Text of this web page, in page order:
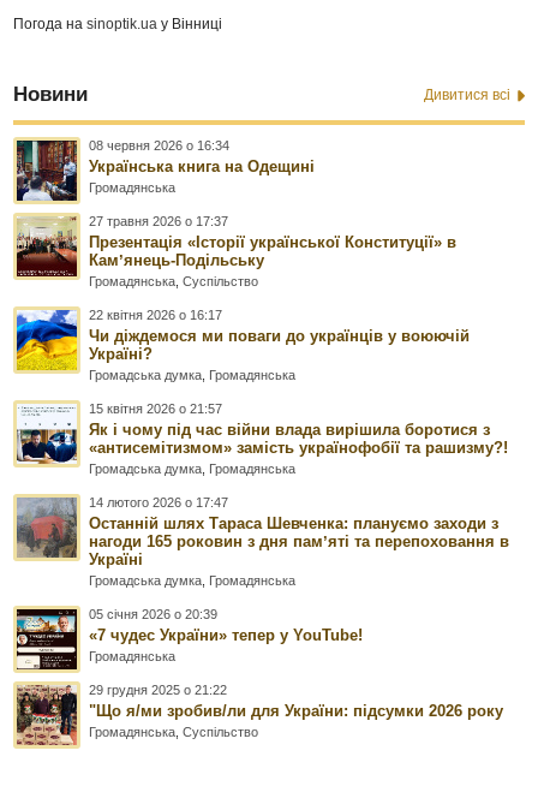
Погода наsinoptik.ua у Вінниці
Новини Дивитися всі
08 червня 2026 о 16:34
Українська книга на Одещині
Громадянська
27 травня 2026 о 17:37
Презентація «Історії української Конституції» в
Камʼянець-Подільську
Громадянська,Суспільство
22 квітня 2026 о 16:17
Чи діждемося ми поваги до українців у воюючій
Україні?
Громадська думка, Громадянська
15 квітня 2026 о 21:57
Як і чому під час війни влада вирішила боротися з
«антисемітизмом» замість українофобії та рашизму?!
Громадська думка, Громадянська
14 лютого 2026 о 17:47
Останній шлях Тараса Шевченка: плануємо заходи з
нагоди 165 роковин з дня памʼяті та перепоховання в
Україні
Громадська думка, Громадянська
05 січня 2026 о 20:39
«7 чудес України» тепер у YouTube!
Громадянська
29 грудня 2025 о 21:22
"Що я/ми зробив/ли для України: підсумки 2026 року
Громадянська,Суспільство